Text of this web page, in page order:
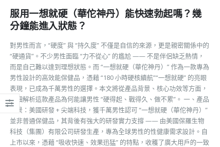
服用一想就硬（華佗神丹）能快速勃起嗎？幾
分鐘能進入狀態？
對男性而言，“硬度” 與 “持久度” 不僅是自信的來源，更是親密關係中的
“硬通貨”。不少男性面臨 “力不從心” 的尷尬 —— 不是伴侶缺乏熱情，
而是自己難以達到理想狀態。而 “一想就硬（華佗神丹）” 作為一款專為
男性設計的高效能保健品，憑藉 “180 小時硬核續航”“一想就硬” 的亮眼
表現，已成為千萬男性的選擇。本文將從產品背景、核心功效等方面，
詳細解析這款產品為何能讓男性 “硬得起、戰得久、做不累”。 一、產品
背景：美國研發 + 尖端科技，獲千萬男性認可 “一想就硬（華佗神丹）”
並非普通保健品，其背後有強大的研發實力支撐 —— 由美國保羅生物
科技（集團）有限公司研發生產，專為全球男性的性健康需求設計。自
上市以來，憑藉 “吸收快速、效果迅猛” 的特點，收穫了廣大用戶的一致